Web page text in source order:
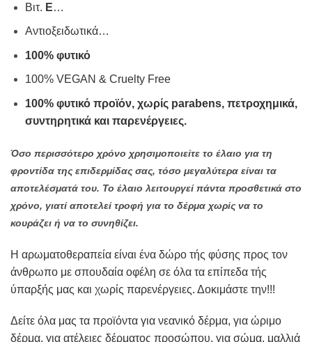
Βιτ. E…
Αντιοξειδωτικά…
100% φυτικό
100% VEGAN & Cruelty Free
100% φυτικό προϊόν, χωρίς parabens, πετροχημικά,
συντηρητικά και παρενέργειες.
Όσο περισσότερο χρόνο χρησιμοποιείτε το έλαιο για τη
φροντίδα της επιδερμίδας σας, τόσο μεγαλύτερα είναι τα
αποτελέσματά του. Το έλαιο λειτουργεί πάντα προσθετικά στο
χρόνο, γιατί αποτελεί τροφή για το δέρμα χωρίς να το
κουράζει ή να το συνηθίζει.
Η αρωματοθεραπεία είναι ένα δώρο τής φύσης προς τον
άνθρωπο με σπουδαία οφέλη σε όλα τα επίπεδα τής
ύπαρξής μας και χωρίς παρενέργειες. Δοκιμάστε την!!!
Δείτε όλα μας τα προϊόντα για νεανικό δέρμα, για ώριμο
δέρμα, για ατέλειες δέρματος προσώπου, για σώμα, μαλλιά